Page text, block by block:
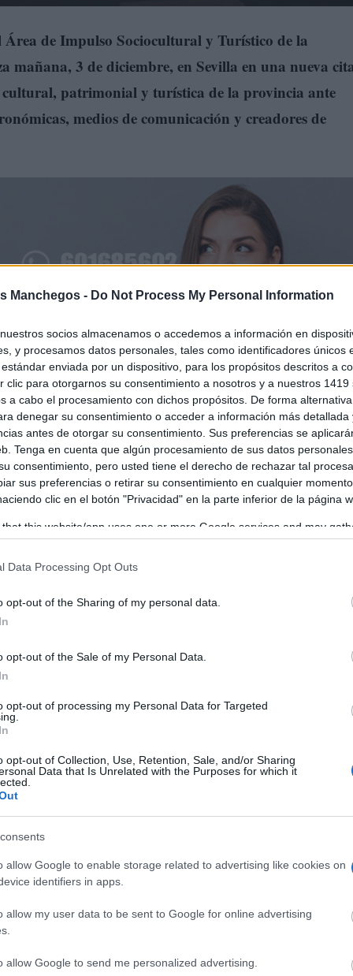
Manchegos - Do Not Process My Personal Information
socios almacenamos o accedemos a información en
y procesamos datos personales, tales como identificadores únicos
enviada por un dispositivo, para los propósitos descritos a
clic para otorgarnos su consentimiento a nosotros y a nuestros 1419
a cabo el procesamiento con dichos propósitos. De forma
denegar su consentimiento o acceder a información más detallada
antes de otorgar su consentimiento. Sus preferencias se
Tenga en cuenta que algún procesamiento de sus datos
consentimiento, pero usted tiene el derecho de rechazar tal
sus preferencias o retirar su consentimiento en cualquier
clic en el botón "Privacidad" en la parte inferior de la página
that this website/app uses one or more Google services and may
but not limited to your visit or usage behaviour. You may
consent section.
Data Processing Opt Outs
opt-out of the Sharing of my personal data.
opt-out of the Sale of my Personal Data.
opt-out of processing my Personal Data for Targeted
opt-out of Collection, Use, Retention, Sale, and/or Sharing
Data that Is Unrelated with the Purposes for which it
allow Google to enable storage related to advertising like cookies on
identifiers in apps.
allow my user data to be sent to Google for online advertising
allow Google to send me personalized advertising.
de Impulso Sociocultural y Turístico de la
3 de diciembre, en Sevilla en una nueva
patrimonial y turística de la provincia ante
medios de comunicación y creadores de
de la Fundación Cruzcampo. Allí, la delegación de
de la fundación, y tendrá lugar un encuentro de